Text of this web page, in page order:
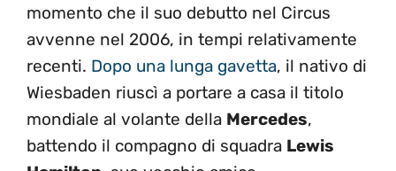
momento che il suo debutto nel Circus
avvenne nel 2006, in tempi relativamente
recenti. Dopo una lunga gavetta, il nativo di
Wiesbaden riuscì a portare a casa il titolo
mondiale al volante della Mercedes,
battendo il compagno di squadra Lewis